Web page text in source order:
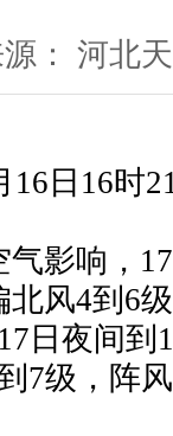
： 河北
16日16时
影响，
风4到6
日夜间到
7级，阵